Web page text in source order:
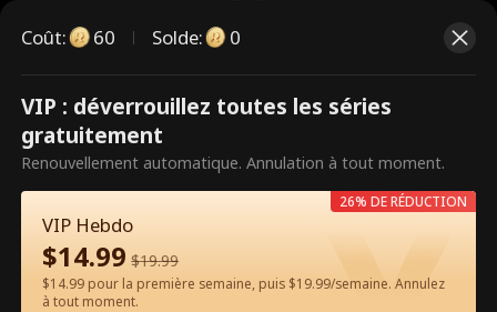
Ce sont des épisodes payants.
Débloquez pour regarder.
Regarder gratuitement sur l'App
Coût: 60 Solde: 0
VIP : déverrouillez toutes les séries
gratuitement
Renouvellement automatique. Annulation à tout moment.
VIP Hebdo
$14.99 $19.99
$14.99 pour la première semaine, puis $19.99/semaine. Annulez
à tout moment.
26% DE RÉDUCTION